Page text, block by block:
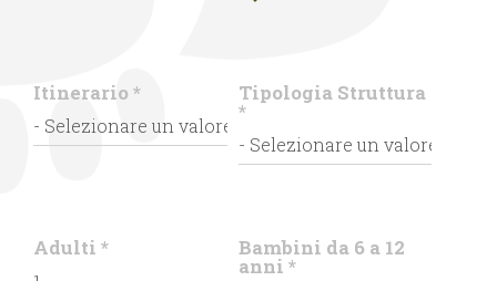
Itinerario * Tipologia Struttura
*
Adulti * Bambini da 6 a 12
anni *